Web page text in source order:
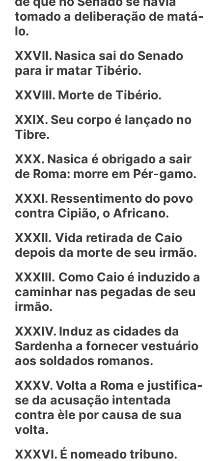
tomado a deliberação de matá-
lo.
XXVII. Nasica sai do Senado
para ir matar Tibério.
XXVIII. Morte de Tibério.
XXIX. Seu corpo é lançado no
Tibre.
XXX. Nasica é obrigado a sair
de Roma: morre em Pér-gamo.
XXXI. Ressentimento do povo
contra Cipião, o Africano.
XXXII. Vida retirada de Caio
depois da morte de seu irmão.
XXXIII. Como Caio é induzido a
caminhar nas pegadas de seu
irmão.
XXXIV. Induz as cidades da
Sardenha a fornecer vestuário
aos soldados romanos.
XXXV. Volta a Roma e justifica-
se da acusação intentada
contra èle por causa de sua
volta.
XXXVI. É nomeado tribuno.